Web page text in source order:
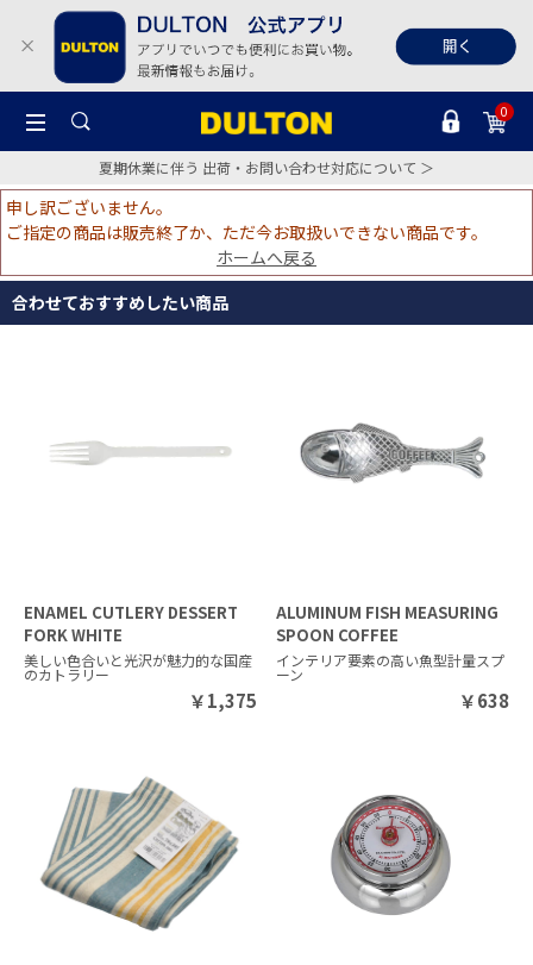
0
夏期休業に伴う 出荷・お問い合わせ対応について ＞
申し訳ございません。
ご指定の商品は販売終了か、ただ今お取扱いできない商品です。
ホームへ戻る
合わせておすすめしたい商品
ENAMEL CUTLERY DESSERT
FORK WHITE
美しい色合いと光沢が魅力的な国産
のカトラリー
￥1,375
ALUMINUM FISH MEASURING
SPOON COFFEE
インテリア要素の高い魚型計量スプ
ーン
￥638